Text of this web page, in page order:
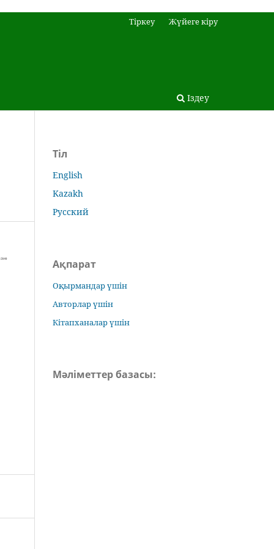
Іздеу
Тіркеу Жүйеге кіру
Тіл
English
Kazakh
Русский
Ақпарат
Оқырмандар үшін
Авторлар үшін
Кітапханалар үшін
Мәліметтер базасы: